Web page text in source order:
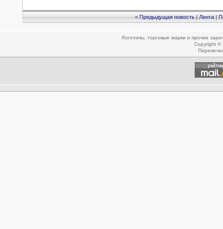
< Предыдущая новость Лента|
Логотипы, торговые марки и прочие
Copyright ©